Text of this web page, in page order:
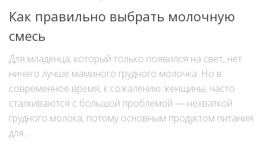
Как правильно выбрать молочную
смесь
Для младенца, который только появился на свет, нет
ничего лучше маминого грудного молочка. Но в
современное время, к сожалению женщины, часто
сталкиваются с большой проблемой — нехваткой
грудного молока, потому основным продуктом питания
для...